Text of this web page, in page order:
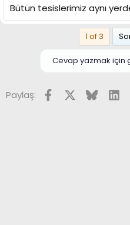
Bütün tesislerimiz aynı
1 of 3
Cevap yazmak için
Paylaş: FacebookX (Twitter)
Bluesky